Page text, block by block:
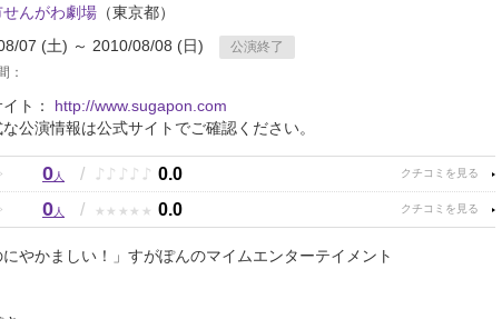
んがわ劇場 （東京都）
07 (土) ～ 2010/08/08 (日)
公演終了
：
ト： http://www.sugapon.com
公演情報は公式サイトでご確認ください。
0人 / ♪ ♪ ♪ ♪ ♪ 0.0
0人 / ★ ★ ★ ★ ★ 0.0
にやかましい！」すがぽんのマイムエンターテイメント